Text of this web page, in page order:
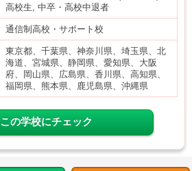
高校生, 中卒・高校中退者
通信制高校・サポート校
東京都、千葉県、神奈川県、埼玉県、北
海道、宮城県、静岡県、愛知県、大阪
府、岡山県、広島県、香川県、高知県、
福岡県、熊本県、鹿児島県、沖縄県
この学校にチェック